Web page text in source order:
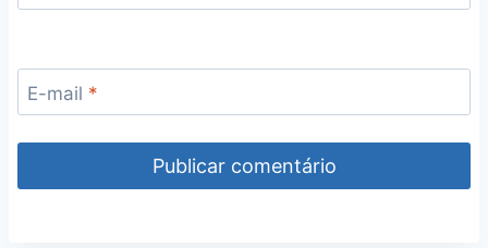
E-mail *